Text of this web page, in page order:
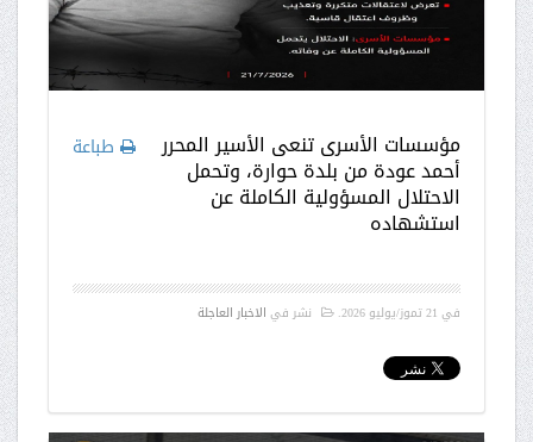
طباعة مؤسسات الأسرى تنعى الأسير المحرر
أحمد عودة من بلدة حوارة، وتحمل
الاحتلال المسؤولية الكاملة عن
استشهاده
في 21 تموز/يوليو 2026 . نشر في الاخبار العاجلة